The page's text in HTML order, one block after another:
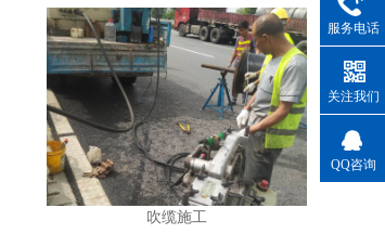
吹缆施工
服务电话
关注我们
QQ咨询